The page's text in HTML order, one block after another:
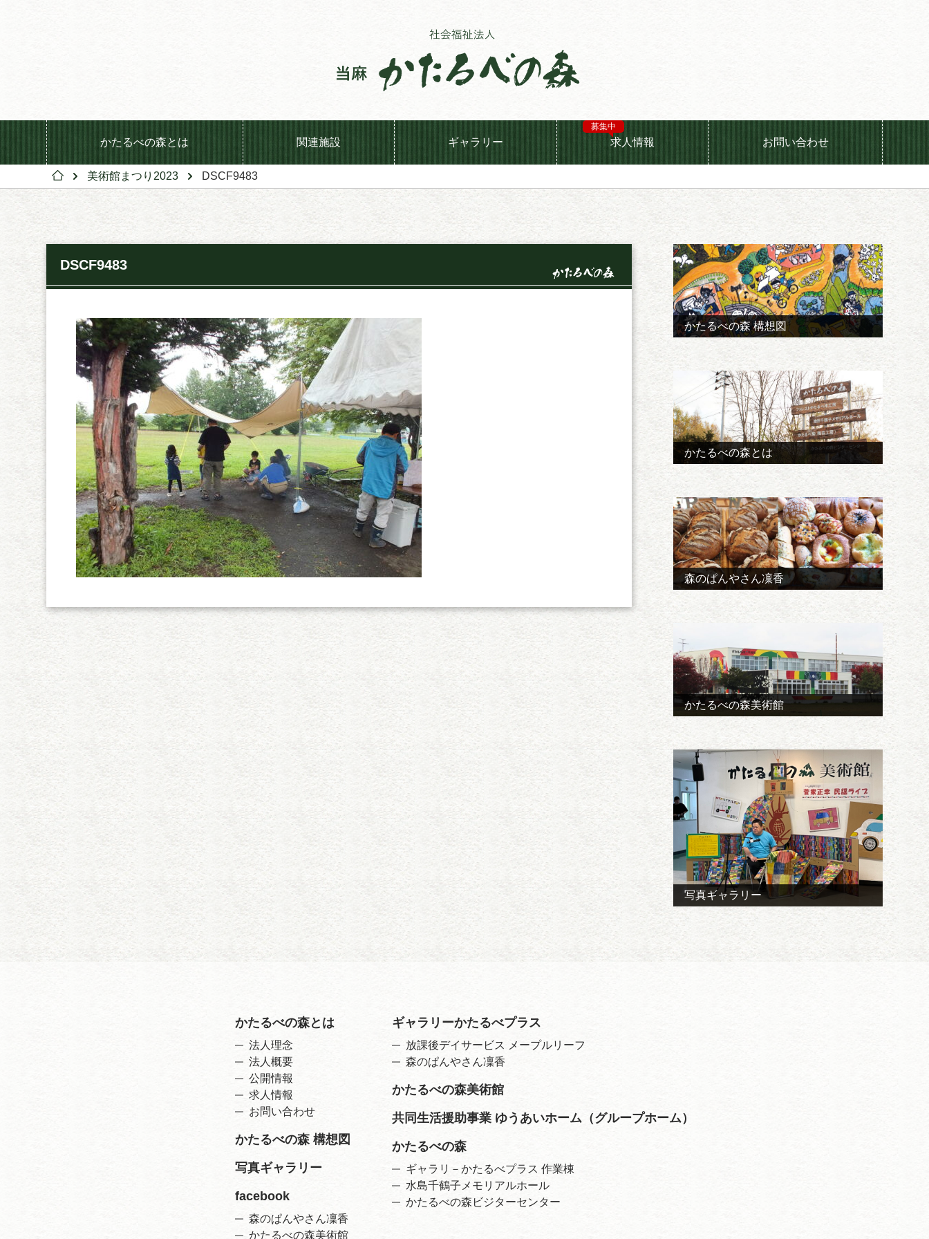
かたるべの森とは 関連施設 ギャラリー 求人情報
募集中
お問い合わせ
美術館まつり2023 DSCF9483
DSCF9483
かたるべの森 構想図
かたるべの森とは
森のぱんやさん凜香
かたるべの森美術館
写真ギャラリー
かたるべの森とは
法人理念
法人概要
公開情報
求人情報
お問い合わせ
かたるべの森 構想図
写真ギャラリー
facebook
森のぱんやさん凜香
かたるべの森美術館
ギャラリーかたるべプラス
放課後デイサービス メープルリーフ
森のぱんやさん凜香
かたるべの森美術館
共同生活援助事業 ゆうあいホーム（グループホーム）
かたるべの森
ギャラリ－かたるべプラス 作業棟
水島千鶴子メモリアルホール
かたるべの森ビジターセンター